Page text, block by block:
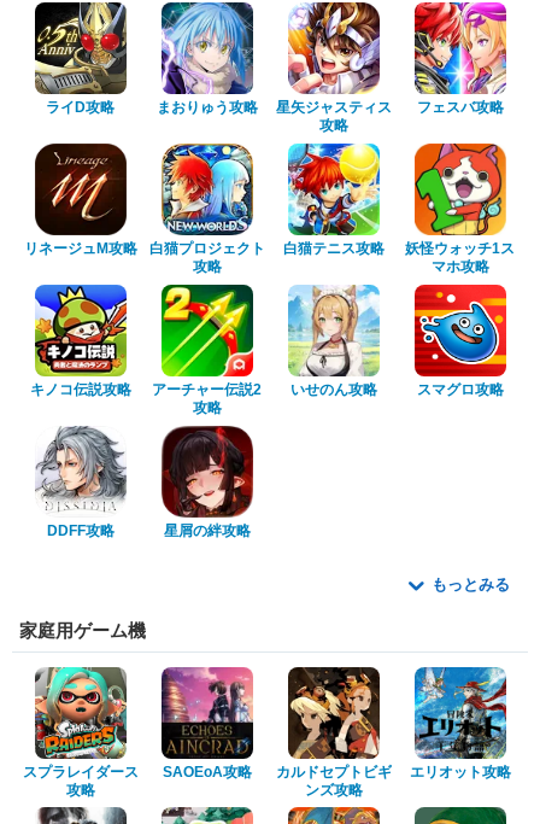
ライD攻略 まおりゅう攻略
星矢ジャスティス
攻略
フェスバ攻略
リネージュM攻略
白猫プロジェクト
攻略
白猫テニス攻略
妖怪ウォッチ1ス
マホ攻略
キノコ伝説攻略
アーチャー伝説2
攻略
いせのん攻略 スマグロ攻略
DDFF攻略 星屑の絆攻略
もっとみる
家庭用ゲーム機
スプラレイダース
攻略
SAOEoA攻略
カルドセプトビギ
ンズ攻略
エリオット攻略